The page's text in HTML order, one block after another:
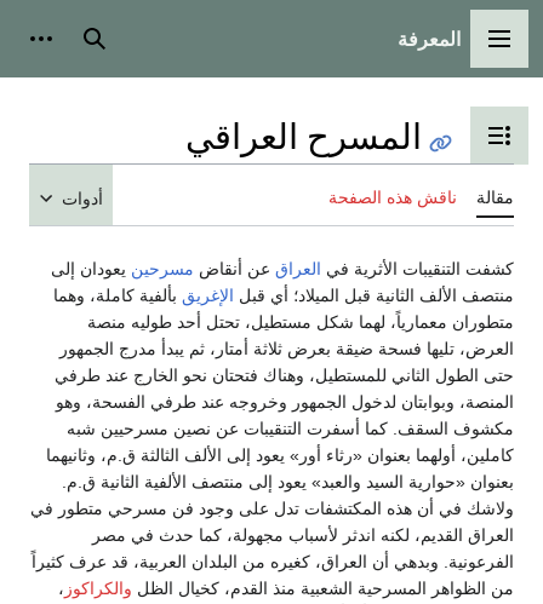
القائمة الرئيسية
المعرفة بحث
تبديل عرض جدول المحتويات
المسرح العراقي
مقالة ناقش هذه الصفحة أدوات
كشفت التنقيبات الأثرية في العراق عن أنقاض مسرحين يعودان إلى
منتصف الألف الثانية قبل الميلاد؛ أي قبل الإغريق بألفية كاملة، وهما
متطوران معمارياً، لهما شكل مستطيل، تحتل أحد طوليه منصة
العرض، تليها فسحة ضيقة بعرض ثلاثة أمتار، ثم يبدأ مدرج الجمهور
حتى الطول الثاني للمستطيل، وهناك فتحتان نحو الخارج عند طرفي
المنصة، وبوابتان لدخول الجمهور وخروجه عند طرفي الفسحة، وهو
مكشوف السقف. كما أسفرت التنقيبات عن نصين مسرحيين شبه
كاملين، أولهما بعنوان «رثاء أور» يعود إلى الألف الثالثة ق.م، وثانيهما
بعنوان «حوارية السيد والعبد» يعود إلى منتصف الألفية الثانية ق.م.
ولاشك في أن هذه المكتشفات تدل على وجود فن مسرحي متطور في
العراق القديم، لكنه اندثر لأسباب مجهولة، كما حدث في مصر
الفرعونية. وبدهي أن العراق، كغيره من البلدان العربية، قد عرف كثيراً
من الظواهر المسرحية الشعبية منذ القدم، كخيال الظل والكراكوز ،